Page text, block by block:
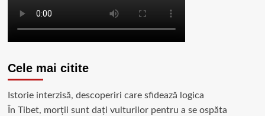
Cele mai citite
Istorie interzisă, descoperiri care sfidează logica
În Tibet, morții sunt dați vulturilor pentru a se ospăta